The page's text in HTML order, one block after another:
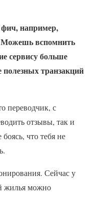
например,
вспомнить
сервису больше
транзакций
переводчик, с
отзывы, так и
что тебя не
Сейчас у
жилья можно